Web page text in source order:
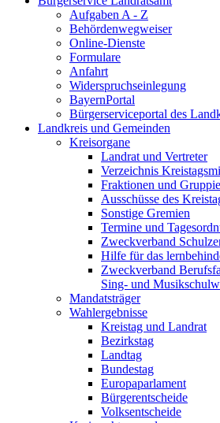
Aufgaben A - Z
Behördenwegweiser
Online-Dienste
Formulare
Anfahrt
Widerspruchseinlegung
BayernPortal
Bürgerserviceportal des
Landkreis und Gemeinden
Kreisorgane
Landrat und Vertreter
Verzeichnis
Fraktionen und
Ausschüsse des
Sonstige Gremien
Termine und
Zweckverband
Hilfe für das
Zweckverband
Sing- und
Mandatsträger
Wahlergebnisse
Kreistag und Landrat
Bezirkstag
Landtag
Bundestag
Europaparlament
Bürgerentscheide
Volksentscheide